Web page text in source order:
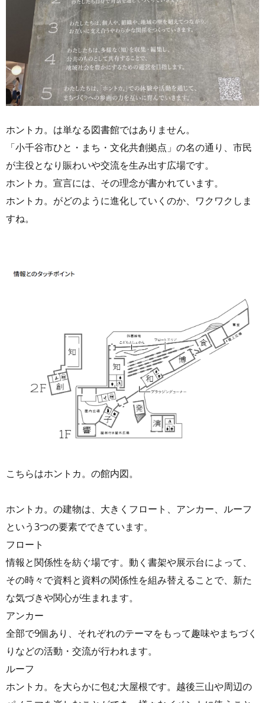
ホントカ。は単なる図書館ではありません。
「小千谷市ひと・まち・文化共創拠点」の名の通り、市民
が主役となり賑わいや交流を生み出す広場です。
ホントカ。宣言には、その理念が書かれています。
ホントカ。がどのように進化していくのか、ワクワクしま
すね。
こちらはホントカ。の館内図。
ホントカ。の建物は、大きくフロート、アンカー、ルーフ
という3つの要素でできています。
フロート
情報と関係性を紡ぐ場です。動く書架や展示台によって、
その時々で資料と資料の関係性を組み替えることで、新た
な気づきや関心が生まれます。
アンカー
全部で9個あり、それぞれのテーマをもって趣味やまちづく
りなどの活動・交流が行われます。
ルーフ
ホントカ。を大らかに包む大屋根です。越後三山や周辺の